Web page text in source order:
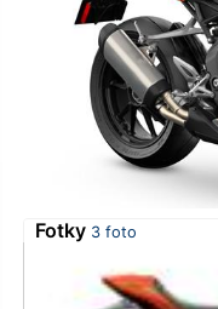
Fotky 3 foto